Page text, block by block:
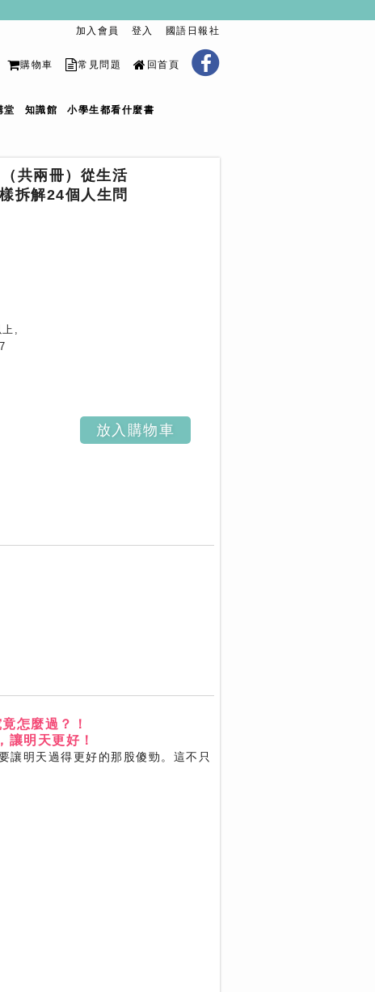
加入會員 登入 國語日報社
購物車 常見問題 回首頁
堂 知識館 小學生都看什麼書
共兩冊）從生活
拆解24個人生問
,
放入購物車
怎麼過？！
讓明天更好！
讓明天過得更好的那股傻勁。這不只